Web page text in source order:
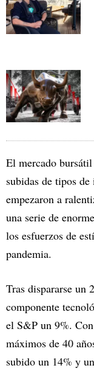
El mercado
subidas de tipos
empezaron a
una serie de
los esfuerzos de
pandemia.
Tras dispararse un
componente
el S&P un 9%.
máximos de 40
subido un 14% y